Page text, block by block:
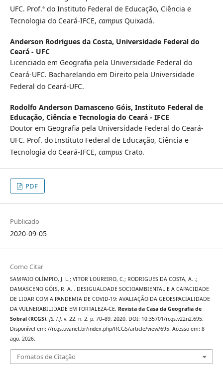
UFC. Prof.ª do Instituto Federal de Educação, Ciência e
Tecnologia do Ceará-IFCE, campusQuixadá.
Anderson Rodrigues da Costa, Universidade Federal do
Ceará - UFC
Licenciado em Geografia pela Universidade Federal do
Ceará-UFC. Bacharelando em Direito pela Universidade
Federal do Ceará-UFC.
Rodolfo Anderson Damasceno Góis, Instituto Federal de
Educação, Ciência e Tecnologia do Ceará - IFCE
Doutor em Geografia pela Universidade Federal do Ceará-
UFC. Prof. do Instituto Federal de Educação, Ciência e
Tecnologia do Ceará-IFCE, campus Crato.
PDF
Publicado
2020-09-05
Como Citar
SAMPAIO OLÍMPIO, J. L.; VITOR LOUREIRO, C.; RODRIGUES DA COSTA, A. .;
DAMASCENO GÓIS, R. A. . DESIGUALDADE SOCIOAMBIENTAL E A CAPACIDADE
DE LIDAR COM A PANDEMIA DE COVID-19: AVALIAÇÃO DA GEOESPACIALIDADE
DA VULNERABILIDADE EM FORTALEZA-CE. Revista da Casa da Geografia de
Sobral (RCGS), [S. l.], v. 22, n. 2, p. 70–89, 2020. DOI: 10.35701/rcgs.v22n2.695.
Disponível em: //rcgs.uvanet.br/index.php/RCGS/article/view/695. Acesso em: 8
ago. 2026.
Fomatos de Citação